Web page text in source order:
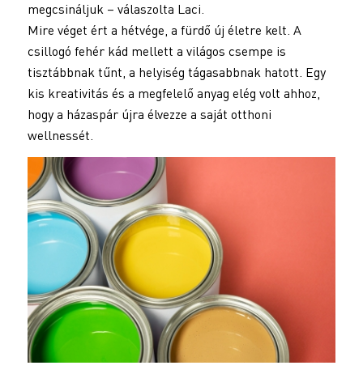
megcsináljuk – válaszolta Laci.
Mire véget ért a hétvége, a fürdő új életre kelt. A
csillogó fehér kád mellett a világos csempe is
tisztábbnak tűnt, a helyiség tágasabbnak hatott. Egy
kis kreativitás és a megfelelő anyag elég volt ahhoz,
hogy a házaspár újra élvezze a saját otthoni
wellnessét.